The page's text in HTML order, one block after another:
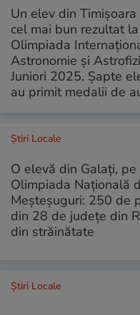
Un elev din
cel mai bun rezultat la
Olimpiada
Astronomie și
Juniori 2025. Șapte
au primit medalii de
Știri Locale
O elevă din Galați,
Olimpiada Naţională
Meşteşuguri: 250 de
din 28 de județe din
din străinătate
Știri Locale